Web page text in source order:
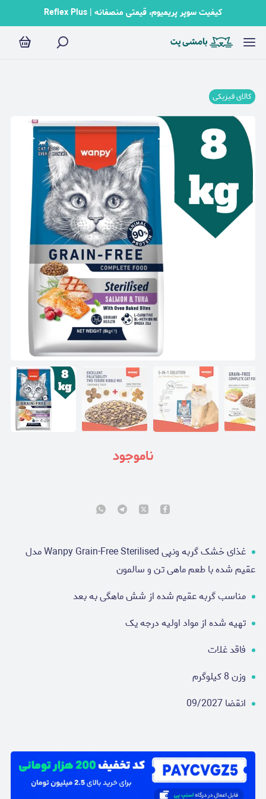
کیفیت سوپر پریمیوم، قیمتی منصفانه | Reflex Plus
کالای فیزیکی
ناموجود
غذای خشک گربه ونپی Wanpy Grain-Free Sterilised مدل
عقیم شده با طعم ماهی تن و سالمون
مناسب گربه عقیم شده از شش ماهگی به بعد
تهیه شده از مواد اولیه درجه یک
فاقد غلات
وزن 8 کیلوگرم
انقضا 09/2027